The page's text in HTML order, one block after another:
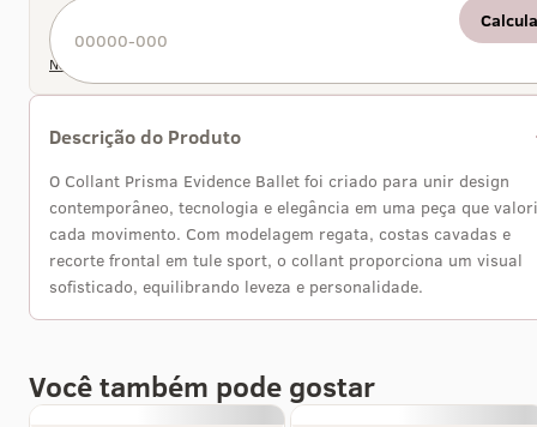
Não sei meu CEP
Descrição do Produto
O Collant Prisma Evidence Ballet foi criado para unir design
contemporâneo, tecnologia e elegância em uma peça que
cada movimento. Com modelagem regata, costas cavadas e
recorte frontal em tule sport, o collant proporciona um visual
sofisticado, equilibrando leveza e personalidade.
Você também pode gostar